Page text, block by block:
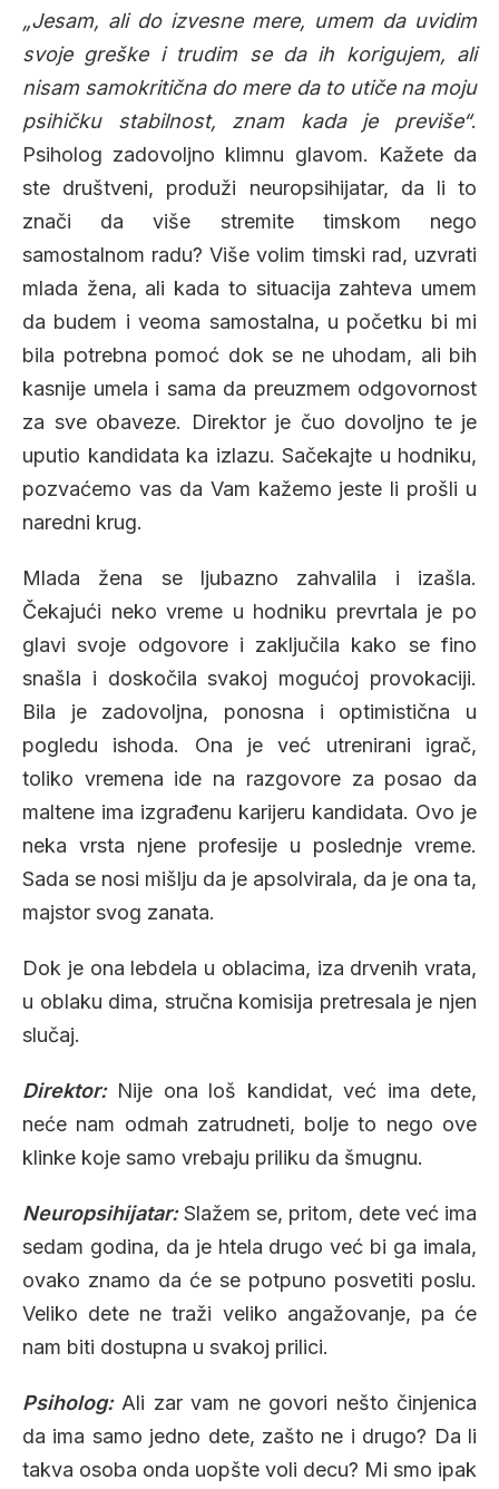
„Jesam, ali do izvesne mere, umem da uvidim
svoje greške i trudim se da ih korigujem, ali
nisam samokritična do mere da to utiče na moju
psihičku stabilnost, znam kada je previše“.
Psiholog zadovoljno klimnu glavom. Kažete da
ste društveni, produži neuropsihijatar, da li to
znači da više stremite timskom nego
samostalnom radu? Više volim timski rad, uzvrati
mlada žena, ali kada to situacija zahteva umem
da budem i veoma samostalna, u početku bi mi
bila potrebna pomoć dok se ne uhodam, ali bih
kasnije umela i sama da preuzmem odgovornost
za sve obaveze. Direktor je čuo dovoljno te je
uputio kandidata ka izlazu. Sačekajte u hodniku,
pozvaćemo vas da Vam kažemo jeste li prošli u
naredni krug.
Mlada žena se ljubazno zahvalila i izašla.
Čekajući neko vreme u hodniku prevrtala je po
glavi svoje odgovore i zaključila kako se fino
snašla i doskočila svakoj mogućoj provokaciji.
Bila je zadovoljna, ponosna i optimistična u
pogledu ishoda. Ona je već utrenirani igrač,
toliko vremena ide na razgovore za posao da
maltene ima izgrađenu karijeru kandidata. Ovo je
neka vrsta njene profesije u poslednje vreme.
Sada se nosi mišlju da je apsolvirala, da je ona ta,
majstor svog zanata.
Dok je ona lebdela u oblacima, iza drvenih vrata,
u oblaku dima, stručna komisija pretresala je njen
slučaj.
Direktor:Nije ona loš kandidat, već ima dete,
neće nam odmah zatrudneti, bolje to nego ove
klinke koje samo vrebaju priliku da šmugnu.
Neuropsihijatar: Slažem se, pritom, dete već ima
sedam godina, da je htela drugo već bi ga imala,
ovako znamo da će se potpuno posvetiti poslu.
Veliko dete ne traži veliko angažovanje, pa će
nam biti dostupna u svakoj prilici.
Psiholog:Ali zar vam ne govori nešto činjenica
da ima samo jedno dete, zašto ne i drugo? Da li
takva osoba onda uopšte voli decu? Mi smo ipak